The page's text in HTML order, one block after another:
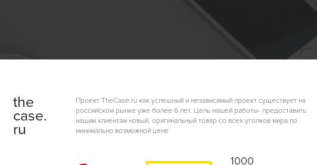
the
case.
ru
Проект TheCase.ru как успешный и независимый проект существует на
российском рынке уже более 6 лет. Цель нашей работы- предоставить
нашим клиентам новый, оригинальный товар со всех уголков мира по
минимально возможной цене
1000